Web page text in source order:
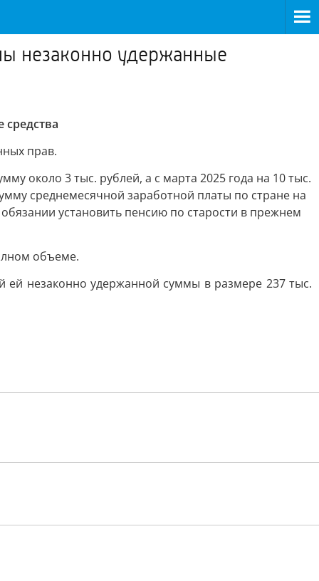
незаконно удержанные
прав.
около 3 тыс. рублей, а с марта 2025 года на 10 тыс.
среднемесячной заработной платы по стране на
установить пенсию по старости в прежнем
объеме.
незаконно удержанной суммы в размере 237 тыс.